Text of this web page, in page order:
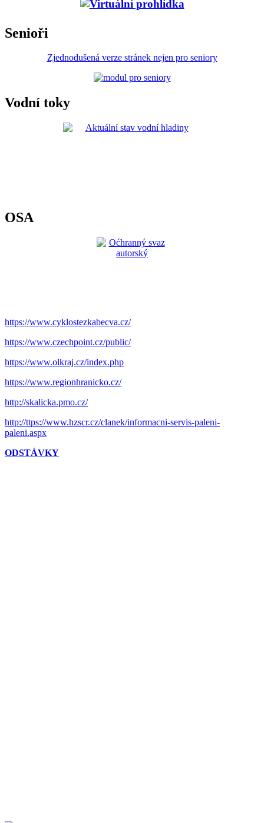
Senioři
Zjednodušená verze stránek nejen pro seniory
Vodní toky
OSA
https://www.cyklostezkabecva.cz/
https://www.czechpoint.cz/public/
https://www.olkraj.cz/index.php
https://www.regionhranicko.cz/
http://skalicka.pmo.cz/
http://ttps://www.hzscr.cz/clanek/informacni-servis-paleni-
paleni.aspx
ODSTÁVKY